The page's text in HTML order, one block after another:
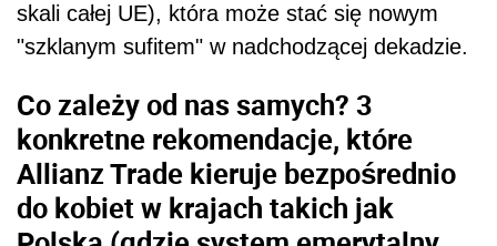
skali całej UE), która może stać się nowym
"szklanym sufitem" w nadchodzącej dekadzie.
Co zależy od nas samych? 3
konkretne rekomendacje, które
Allianz Trade kieruje bezpośrednio
do kobiet w krajach takich jak